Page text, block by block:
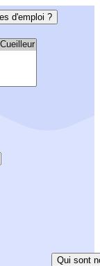
d'emploi ?
Qui sont